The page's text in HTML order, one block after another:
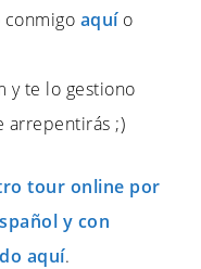
conmigo aquío
y te lo gestiono
arrepentirás ;)
tour online por
y con
aquí.